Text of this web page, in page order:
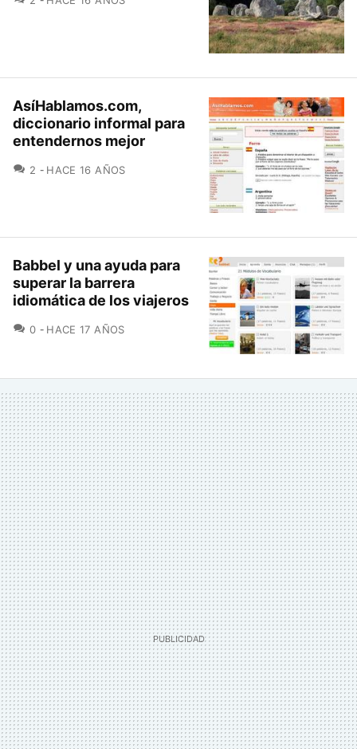
AsíHablamos.com,
diccionario informal para
entendernos mejor
2 COMENTARIOS
HACE 16 AÑOS
Babbel y una ayuda para
superar la barrera
idiomática de los viajeros
0 COMENTARIOS
HACE 17 AÑOS